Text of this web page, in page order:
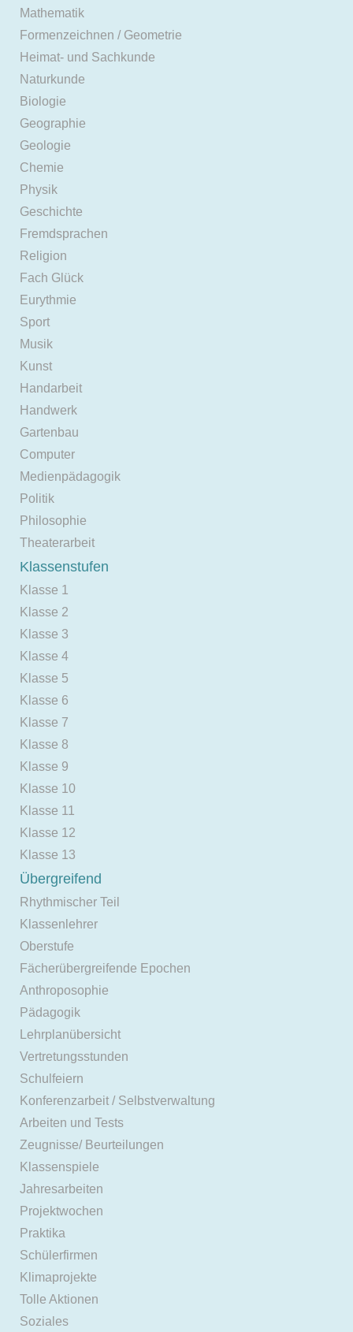
Mathematik
Formenzeichnen / Geometrie
Heimat- und Sachkunde
Naturkunde
Biologie
Geographie
Geologie
Chemie
Physik
Geschichte
Fremdsprachen
Religion
Fach Glück
Eurythmie
Sport
Musik
Kunst
Handarbeit
Handwerk
Gartenbau
Computer
Medienpädagogik
Politik
Philosophie
Theaterarbeit
Klassenstufen
Klasse 1
Klasse 2
Klasse 3
Klasse 4
Klasse 5
Klasse 6
Klasse 7
Klasse 8
Klasse 9
Klasse 10
Klasse 11
Klasse 12
Klasse 13
Übergreifend
Rhythmischer Teil
Klassenlehrer
Oberstufe
Fächerübergreifende Epochen
Anthroposophie
Pädagogik
Lehrplanübersicht
Vertretungsstunden
Schulfeiern
Konferenzarbeit / Selbstverwaltung
Arbeiten und Tests
Zeugnisse/ Beurteilungen
Klassenspiele
Jahresarbeiten
Projektwochen
Praktika
Schülerfirmen
Klimaprojekte
Tolle Aktionen
Soziales